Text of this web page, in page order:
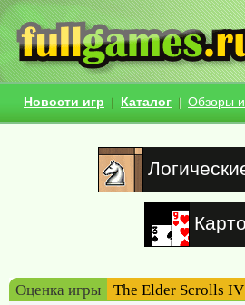
Новости игр Каталог Обзоры
Оценка игры The Elder Scrolls